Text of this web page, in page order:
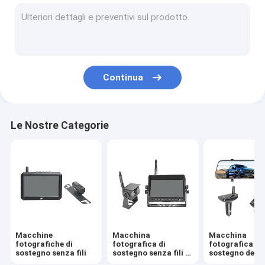
Macchina fotografica di inverso di DVR
Continua
Le Nostre Categorie
Macchine
fotografiche di
sostegno senza fili
Macchina
fotografica di
sostegno senza fili di
Macchina
fotografica di
sostegno della